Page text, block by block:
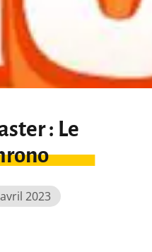
: Le
2023